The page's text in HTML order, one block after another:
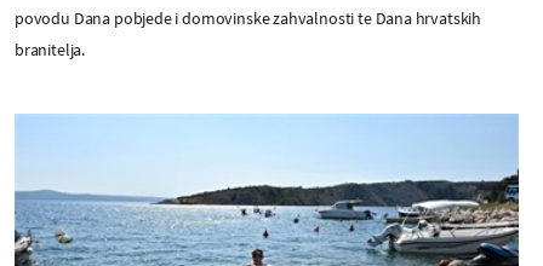
povodu Dana pobjede i domovinske zahvalnosti te Dana hrvatskih
branitelja.